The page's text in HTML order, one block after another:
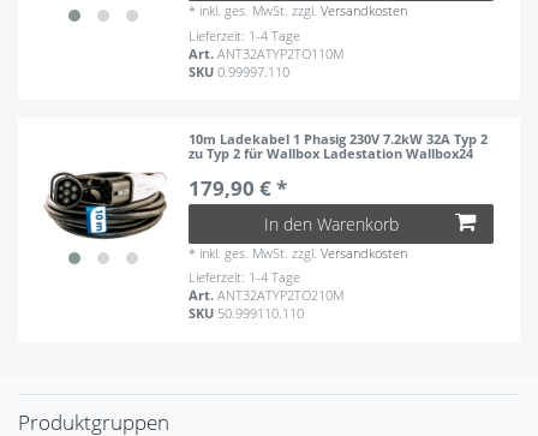
* inkl. ges. MwSt. zzgl.Versandkosten
Lieferzeit: 1-4 Tage
Art.ANT32ATYP2TO110M
SKU0.99997.110
10m Ladekabel 1 Phasig 230V 7.2kW 32A Typ 2
zu Typ 2 für Wallbox Ladestation Wallbox24
179,90 € *
In den Warenkorb
* inkl. ges. MwSt. zzgl.Versandkosten
Lieferzeit: 1-4 Tage
Art.ANT32ATYP2TO210M
SKU 50.999110.110
Produktgruppen